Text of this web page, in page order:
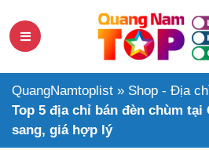
QuangNamtoplist » Shop - Địa
Top 5 địa chỉ bán đèn chùm tại
sang, giá hợp lý